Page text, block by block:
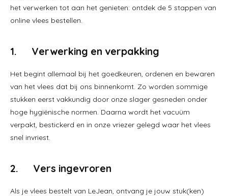
het verwerken tot aan het genieten: ontdek de 5 stappen van
online vlees bestellen.
1. Verwerking en verpakking
Het begint allemaal bij het goedkeuren, ordenen en bewaren
van het vlees dat bij ons binnenkomt. Zo worden sommige
stukken eerst vakkundig door onze slager gesneden onder
hoge hygiënische normen. Daarna wordt het vacuüm
verpakt, bestickerd en in onze vriezer gelegd waar het vlees
snel invriest.
2. Vers ingevroren
Als je vlees bestelt van LeJean, ontvang je jouw stuk(ken)